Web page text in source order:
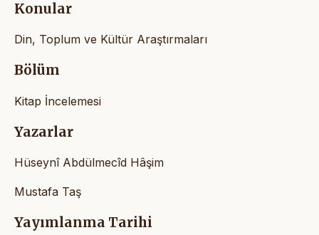
Konular
Din, Toplum ve Kültür Araştırmaları
Bölüm
Kitap İncelemesi
Yazarlar
Hüseynî Abdülmecîd Hâşim
Mustafa Taş
Yayımlanma Tarihi